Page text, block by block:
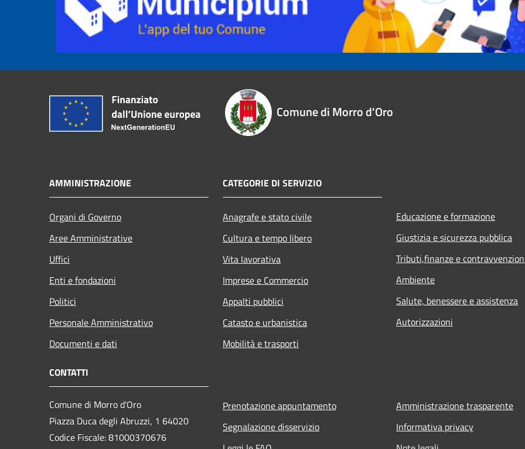
Comune di Morro d'Oro
AMMINISTRAZIONE
Organi di Governo
Aree Amministrative
Uffici
Enti e fondazioni
Politici
Personale Amministrativo
Documenti e dati
CATEGORIE DI SERVIZIO
Anagrafe e stato civile
Cultura e tempo libero
Vita lavorativa
Imprese e Commercio
Appalti pubblici
Catasto e urbanistica
Mobilità e trasporti
Educazione e formazione
Giustizia e sicurezza pubblica
Tributi,finanze e
Ambiente
Salute, benessere e assistenza
Autorizzazioni
CONTATTI
Comune di Morro d'Oro
Piazza Duca degli Abruzzi, 1 64020
Codice Fiscale: 81000370676
Prenotazione appuntamento
Segnalazione disservizio
Amministrazione trasparente
Informativa privacy